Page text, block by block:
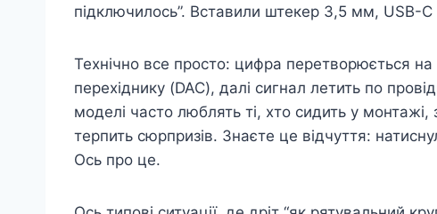
підключилось”. Вставили штекер 3,5 мм, USB-C
Технічно все просто: цифра перетворюється
перехіднику (DAC), далі сигнал летить по
моделі часто люблять ті, хто сидить у
терпить сюрпризів. Знаєте це відчуття:
Ось про це.